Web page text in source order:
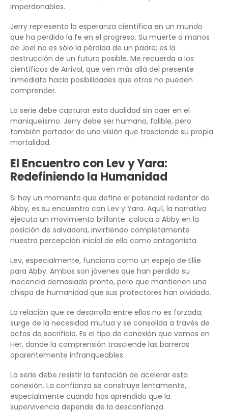
imperdonables.
Jerry representa la esperanza científica en un mundo
que ha perdido la fe en el progreso. Su muerte a manos
de Joel no es sólo la pérdida de un padre; es la
destrucción de un futuro posible. Me recuerda a los
científicos de Arrival, que ven más allá del presente
inmediato hacia posibilidades que otros no pueden
comprender.
La serie debe capturar esta dualidad sin caer en el
maniqueísmo. Jerry debe ser humano, falible, pero
también portador de una visión que trasciende su propia
mortalidad.
El Encuentro con Lev y Yara:
Redefiniendo la Humanidad
Si hay un momento que define el potencial redentor de
Abby, es su encuentro con Lev y Yara. Aquí, la narrativa
ejecuta un movimiento brillante: coloca a Abby en la
posición de salvadora, invirtiendo completamente
nuestra percepción inicial de ella como antagonista.
Lev, especialmente, funciona como un espejo de Ellie
para Abby. Ambos son jóvenes que han perdido su
inocencia demasiado pronto, pero que mantienen una
chispa de humanidad que sus protectores han olvidado.
La relación que se desarrolla entre ellos no es forzada;
surge de la necesidad mutua y se consolida a través de
actos de sacrificio. Es el tipo de conexión que vemos en
Her, donde la comprensión trasciende las barreras
aparentemente infranqueables.
La serie debe resistir la tentación de acelerar esta
conexión. La confianza se construye lentamente,
especialmente cuando has aprendido que la
supervivencia depende de la desconfianza.